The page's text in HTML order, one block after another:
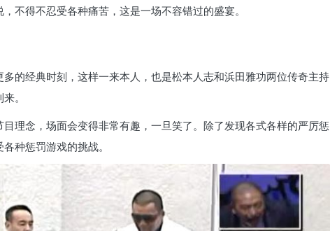
不得不忍受各种痛苦，这是一场不容错过的盛宴。
的经典时刻，这样一来本人，也是松本人志和浜田雅功两位传奇主持
。
理念，场面会变得非常有趣，一旦笑了。除了发现各式各样的严厉惩
种惩罚游戏的挑战。